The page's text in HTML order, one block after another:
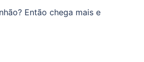
Então chega mais e